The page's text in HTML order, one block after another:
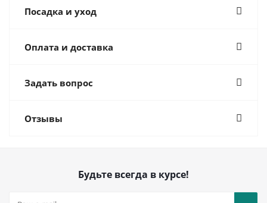
Посадка и уход
Оплата и доставка
Задать вопрос
Отзывы
Будьте всегда в курсе!